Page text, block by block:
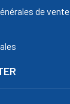
de vente